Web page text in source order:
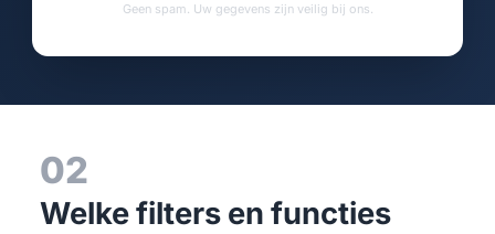
Geen spam. Uw gegevens zijn veilig bij ons.
02
Welke filters en functies